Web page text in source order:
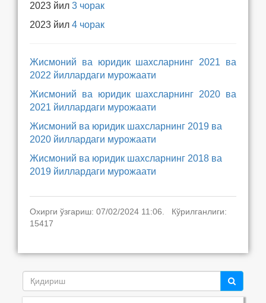
2023 йил 3 чорак
2023 йил 4 чорак
Жисмоний ва юридик шахсларнинг 2021 ва
2022 йиллардаги мурожаати
Жисмоний ва юридик шахсларнинг 2020 ва
2021 йиллардаги мурожаати
Жисмоний ва юридик шахсларнинг 2019 ва
2020 йиллардаги мурожаати
Жисмоний ва юридик шахсларнинг 2018 ва
2019 йиллардаги мурожаати
Охирги ўзгариш: 07/02/2024 11:06. Кўрилганлиги:
15417